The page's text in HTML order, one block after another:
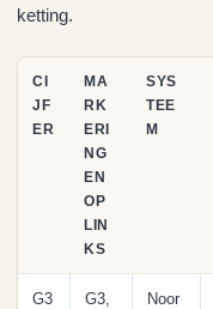
ketting.
CI
JF
ER
MA
RK
ERI
NG
EN
OP
LIN
KS
SYS
TEE
M
G3
G3,
Noor